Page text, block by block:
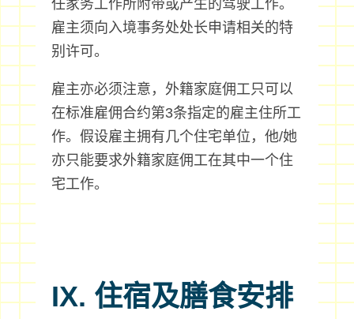
任家务工作所附带或产生的驾驶工作。
雇主须向入境事务处处长申请相关的特
别许可。
雇主亦必须注意，外籍家庭佣工只可以
在标准雇佣合约第3条指定的雇主住所工
作。假设雇主拥有几个住宅单位，他/她
亦只能要求外籍家庭佣工在其中一个住
宅工作。
IX. 住宿及膳食安排